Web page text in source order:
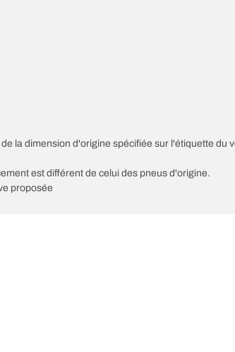
la dimension d'origine spécifiée sur l'étiquette du
est différent de celui des pneus d'origine.
proposée